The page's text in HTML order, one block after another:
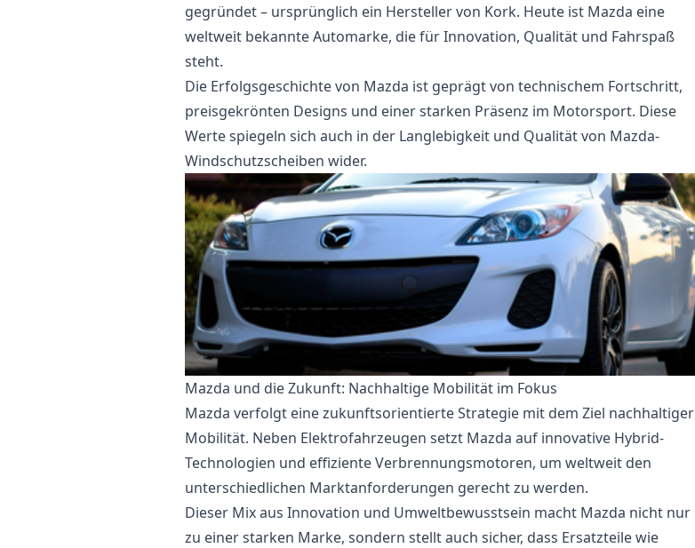
gegründet – ursprünglich ein Hersteller von Kork. Heute ist Mazda eine
weltweit bekannte Automarke, die für Innovation, Qualität und Fahrspaß
steht.
Die Erfolgsgeschichte von Mazda ist geprägt von technischem Fortschritt,
preisgekrönten Designs und einer starken Präsenz im Motorsport. Diese
Werte spiegeln sich auch in der Langlebigkeit und Qualität von Mazda-
Windschutzscheiben wider.
Mazda und die Zukunft: Nachhaltige Mobilität im Fokus
Mazda verfolgt eine zukunftsorientierte Strategie mit dem Ziel nachhaltiger
Mobilität. Neben Elektrofahrzeugen setzt Mazda auf innovative Hybrid-
Technologien und effiziente Verbrennungsmotoren, um weltweit den
unterschiedlichen Marktanforderungen gerecht zu werden.
Dieser Mix aus Innovation und Umweltbewusstsein macht Mazda nicht nur
zu einer starken Marke, sondern stellt auch sicher, dass Ersatzteile wie